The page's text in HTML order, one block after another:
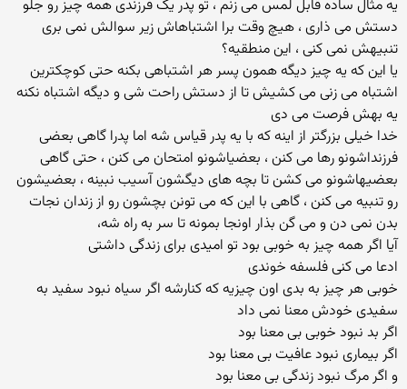
یه مثال ساده قابل لمس می زنم ، تو پدر یک فرزندی همه چیز رو جلو
دستش می ذاری ، هیچ وقت برا اشتباهاش زیر سوالش نمی بری
تنبیهش نمی کنی ، این منطقیه؟
یا این که یه چیز دیگه همون پسر هر اشتباهی بکنه حتی کوچکترین
اشتباه می زنی می کشیش تا از دستش راحت شی و دیگه اشتباه نکنه
یه بهش فرصت می دی
خدا خیلی بزرگتر از اینه که با یه پدر قیاس شه اما پدرا گاهی بعضی
فرزنداشونو رها می کنن ، بعضیاشونو امتحان می کنن ، حتی گاهی
بعضیهاشونو می کشن تا بچه های دیگشون آسیب نبینه ، بعضیشون
رو تنبیه می کنن ، گاهی با این که می تونن بچشون رو از زندان نجات
بدن نمی دن و می گن بذار اونجا بمونه تا سر به راه شه،
آیا اگر همه چیز به خوبی بود تو امیدی برای زندگی داشتی
ادعا می کنی فلسفه خوندی
خوبی هر چیز به بدی اون چیزیه که کنارشه اگر سیاه نبود سفید به
سفیدی خودش معنا نمی داد
اگر بد نبود خوبی بی معنا بود
اگر بیماری نبود عافیت بی معنا بود
و اگر مرگ نبود زندگی بی معنا بود